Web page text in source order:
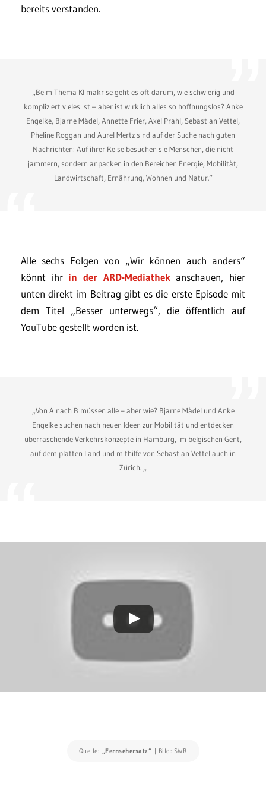
bereits verstanden.
„Beim Thema Klimakrise geht es oft darum, wie schwierig und
kompliziert vieles ist – aber ist wirklich alles so hoffnungslos? Anke
Engelke, Bjarne Mädel, Annette Frier, Axel Prahl, Sebastian Vettel,
Pheline Roggan und Aurel Mertz sind auf der Suche nach guten
Nachrichten: Auf ihrer Reise besuchen sie Menschen, die nicht
jammern, sondern anpacken in den Bereichen Energie, Mobilität,
Landwirtschaft, Ernährung, Wohnen und Natur.“
Alle sechs Folgen von „Wir können auch anders“
könnt ihr in der ARD-Mediathekanschauen, hier
unten direkt im Beitrag gibt es die erste Episode mit
dem Titel „Besser unterwegs“, die öffentlich auf
YouTube gestellt worden ist.
„Von A nach B müssen alle – aber wie? Bjarne Mädel und Anke
Engelke suchen nach neuen Ideen zur Mobilität und entdecken
überraschende Verkehrskonzepte in Hamburg, im belgischen Gent,
auf dem platten Land und mithilfe von Sebastian Vettel auch in
Zürich. „
Quelle: „Fernsehersatz“ | Bild: SWR